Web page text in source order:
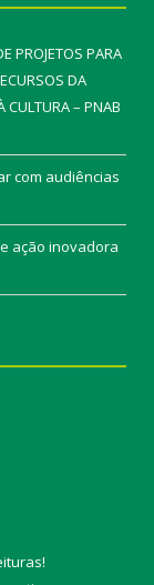
PROJETOS PARA
DA
CULTURA – PNAB
com audiências
ação inovadora
!